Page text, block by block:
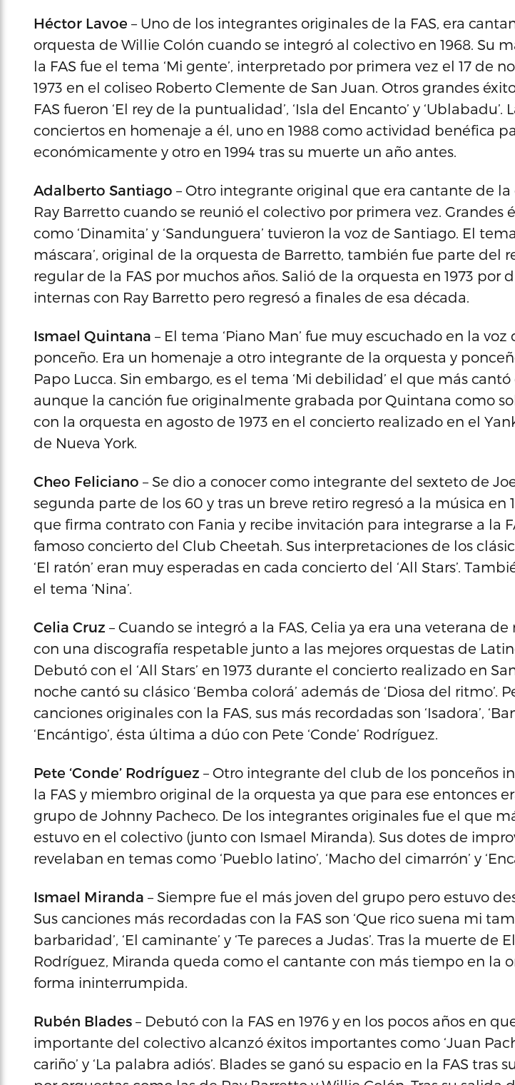
Héctor Lavoe – Uno de los integrantes originales de la FAS, era
orquesta de Willie Colón cuando se integró al colectivo en 1968. Su
la FAS fue el tema ‘Mi gente’, interpretado por primera vez el 17 de
1973 en el coliseo Roberto Clemente de San Juan. Otros grandes
FAS fueron ‘El rey de la puntualidad’, ‘Isla del Encanto’ y ‘Ublabadu’.
conciertos en homenaje a él, uno en 1988 como actividad benéfica
económicamente y otro en 1994 tras su muerte un año antes.
Adalberto Santiago – Otro integrante original que era cantante de
Ray Barretto cuando se reunió el colectivo por primera vez. Grandes
como ‘Dinamita’ y ‘Sandunguera’ tuvieron la voz de Santiago. El
máscara’, original de la orquesta de Barretto, también fue parte del
regular de la FAS por muchos años. Salió de la orquesta en 1973 por
internas con Ray Barretto pero regresó a finales de esa década.
Ismael Quintana – El tema ‘Piano Man’ fue muy escuchado en la voz
ponceño. Era un homenaje a otro integrante de la orquesta y
Papo Lucca. Sin embargo, es el tema ‘Mi debilidad’ el que más cantó
aunque la canción fue originalmente grabada por Quintana como
con la orquesta en agosto de 1973 en el concierto realizado en el
de Nueva York.
Cheo Feliciano – Se dio a conocer como integrante del sexteto de
segunda parte de los 60 y tras un breve retiro regresó a la música en
que firma contrato con Fania y recibe invitación para integrarse a la
famoso concierto del Club Cheetah. Sus interpretaciones de los
‘El ratón’ eran muy esperadas en cada concierto del ‘All Stars’.
el tema ‘Nina’.
Celia Cruz – Cuando se integró a la FAS, Celia ya era una veterana
con una discografía respetable junto a las mejores orquestas de
Debutó con el ‘All Stars’ en 1973 durante el concierto realizado en
noche cantó su clásico ‘Bemba colorá’ además de ‘Diosa del ritmo’.
canciones originales con la FAS, sus más recordadas son ‘Isadora’,
‘Encántigo’, ésta última a dúo con Pete ‘Conde’ Rodríguez.
Pete ‘Conde’ Rodríguez – Otro integrante del club de los ponceños
la FAS y miembro original de la orquesta ya que para ese entonces
grupo de Johnny Pacheco. De los integrantes originales fue el que
estuvo en el colectivo (junto con Ismael Miranda). Sus dotes de
revelaban en temas como ‘Pueblo latino’, ‘Macho del cimarrón’ y
Ismael Miranda – Siempre fue el más joven del grupo pero estuvo
Sus canciones más recordadas con la FAS son ‘Que rico suena mi
barbaridad’, ‘El caminante’ y ‘Te pareces a Judas’. Tras la muerte de
Rodríguez, Miranda queda como el cantante con más tiempo en la
forma ininterrumpida.
Rubén Blades – Debutó con la FAS en 1976 y en los pocos años en
importante del colectivo alcanzó éxitos importantes como ‘Juan
cariño’ y ‘La palabra adiós’. Blades se ganó su espacio en la FAS tras